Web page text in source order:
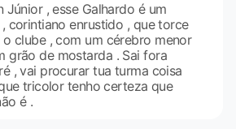
Júnior , esse Galhardo é um
corintiano enrustido , que torce
clube , com um cérebro menor
grão de mostarda . Sai fora
, vai procurar tua turma coisa
tricolor tenho certeza que
é .